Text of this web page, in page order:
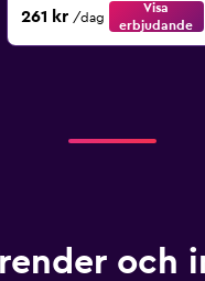
261 kr /dag
Visa
erbjudande
och